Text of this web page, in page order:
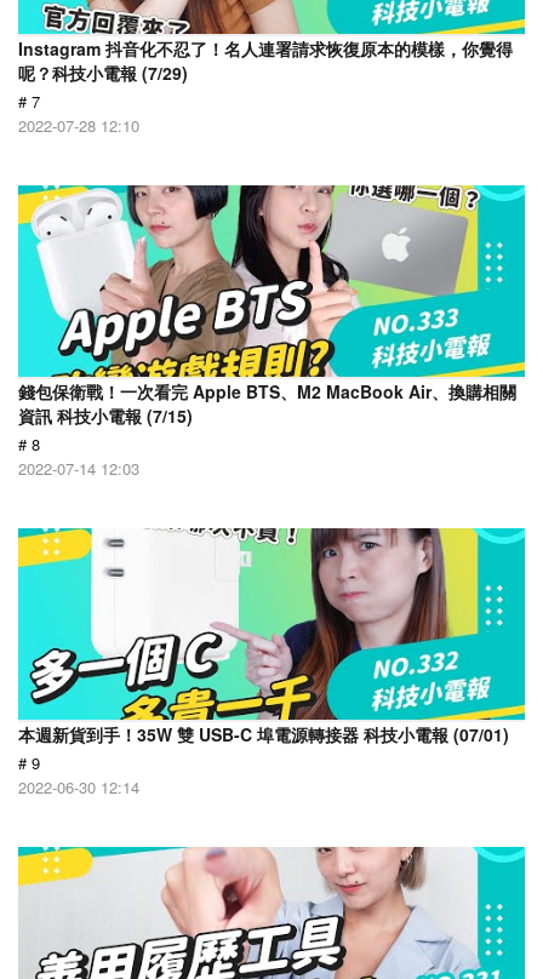
Instagram 抖音化不忍了！名人連署請求恢復原本的模樣，你覺得
呢？科技小電報 (7/29)
# 7
2022-07-28 12:10
錢包保衛戰！一次看完 Apple BTS、M2 MacBook Air、換購相關
資訊 科技小電報 (7/15)
# 8
2022-07-14 12:03
本週新貨到手！35W 雙 USB-C 埠電源轉接器 科技小電報 (07/01)
# 9
2022-06-30 12:14